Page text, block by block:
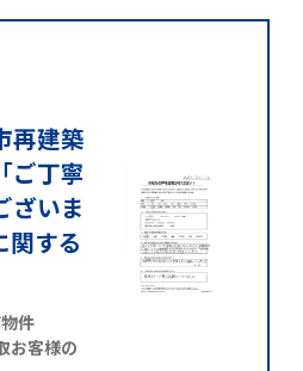
再建築
ご丁寧
ざいま
関する
件
お客様の